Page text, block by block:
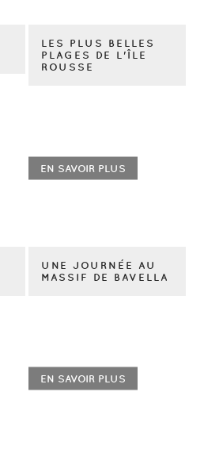
LES PLUS BELLES
PLAGES DE L'ÎLE
ROUSSE
EN SAVOIR PLUS
UNE JOURNÉE AU
MASSIF DE BAVELLA
EN SAVOIR PLUS